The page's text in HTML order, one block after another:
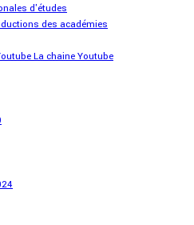
d'études
des académies
La chaine Youtube